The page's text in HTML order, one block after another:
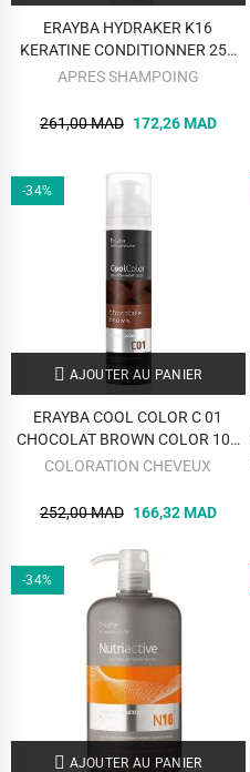
ERAYBA HYDRAKER K16
KERATINE CONDITIONNER 250
ML
APRES SHAMPOING
261,00 MAD 172,26 MAD
-34%
AJOUTER AU PANIER
ERAYBA COOL COLOR C 01
CHOCOLAT BROWN COLOR 100
ML
COLORATION CHEVEUX
252,00 MAD 166,32 MAD
-34%
AJOUTER AU PANIER